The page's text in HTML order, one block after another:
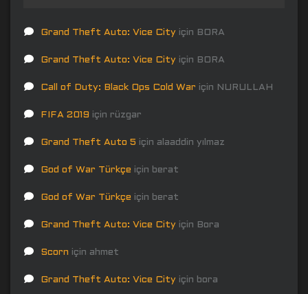
Grand Theft Auto: Vice City için BORA
Grand Theft Auto: Vice City için BORA
Call of Duty: Black Ops Cold War için NURULLAH
FIFA 2019 için rüzgar
Grand Theft Auto 5 için alaaddin yılmaz
God of War Türkçe için berat
God of War Türkçe için berat
Grand Theft Auto: Vice City için Bora
Scorn için ahmet
Grand Theft Auto: Vice City için bora